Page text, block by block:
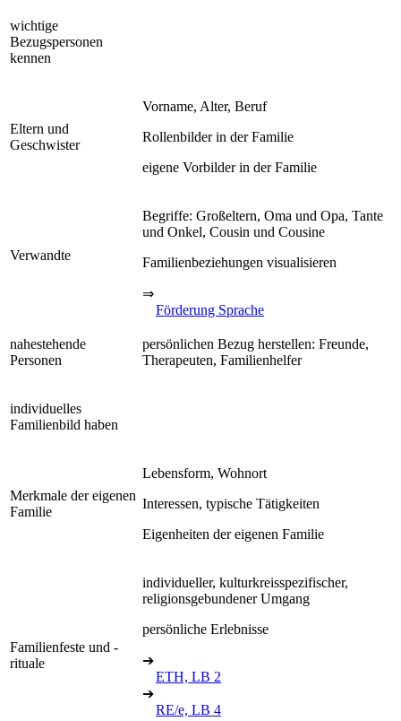
wichtige
Bezugspersonen
kennen
Eltern und
Geschwister
Vorname, Alter, Beruf
Rollenbilder in der Familie
eigene Vorbilder in der Familie
Verwandte
Begriffe: Großeltern, Oma und Opa, Tante
und Onkel, Cousin und Cousine
Familienbeziehungen visualisieren
⇒
Förderung Sprache
nahestehende
Personen
persönlichen Bezug herstellen: Freunde,
Therapeuten, Familienhelfer
individuelles
Familienbild haben
Merkmale der eigenen
Familie
Lebensform, Wohnort
Interessen, typische Tätigkeiten
Eigenheiten der eigenen Familie
Familienfeste und -
rituale
individueller, kulturkreisspezifischer,
religionsgebundener Umgang
persönliche Erlebnisse
➔
ETH, LB 2
➔
RE/e, LB 4